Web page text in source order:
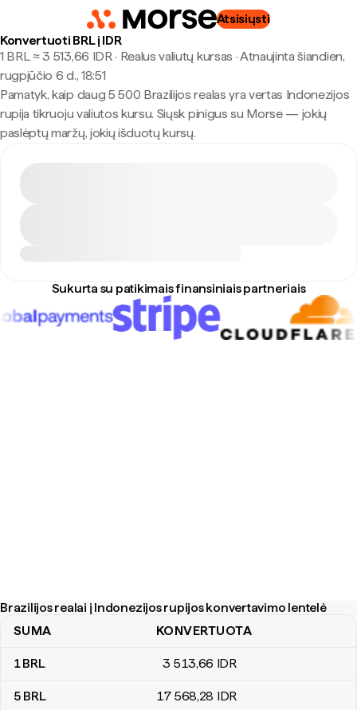
Atsisiųsti
Konvertuoti BRL į IDR
1 BRL ≈ 3 513,66 IDR · Realus valiutų kursas ·Atnaujinta šiandien,
rugpjūčio 6 d., 18:51
Pamatyk, kaip daug 5 500 Brazilijos realas yra vertas Indonezijos
rupija tikruoju valiutos kursu. Siųsk pinigus su Morse — jokių
paslėptų maržų, jokių išduotų kursų.
Sukurta su patikimais finansiniais partneriais
Brazilijos realai į Indonezijos rupijos konvertavimo lentelė
Brazilijos realai į Indonezijos rupijos konvertavimo lentelė
SUMA KONVERTUOTA
1BRL 3 513,66 IDR
5 BRL 17 568,28 IDR